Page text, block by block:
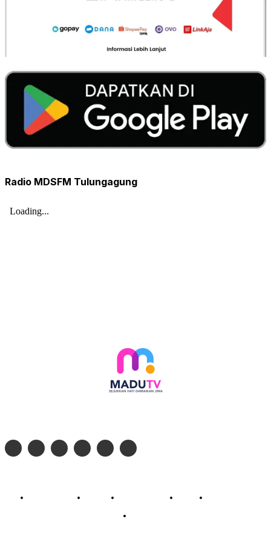
Radio MDSFM Tulungagung
Profil Madu TV Redaksi Pedoman Siber Kontak